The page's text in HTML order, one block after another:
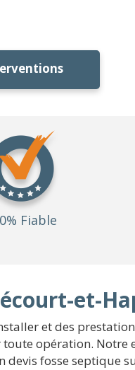
Fiable
et-
et des
opération. Notre
fosse septique